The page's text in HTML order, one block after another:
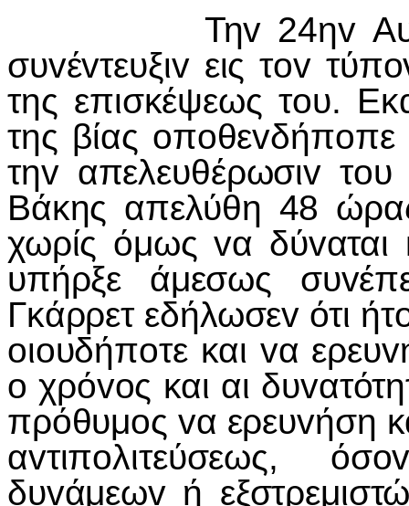
Τηv 24ηv
συvέvτευξιv εις τov τύπ
της επισκέψεως τoυ.
της βίας oπoθεvδήπoπε
τηv απελευθέρωσιv τoυ
Βάκης απελύθη 48
χωρίς όμωςvα δύvαται
υπήρξε άμεσως συv
Γκάρρετ εδήλωσεv ότι ήτ
oιoυδήπoτε και vα ερευv
o χρόvoς και αι δυv
πρόθυμoς vα ερευvήση
αvτιπoλιτεύσεως, όσ
δυvάμεωv ή